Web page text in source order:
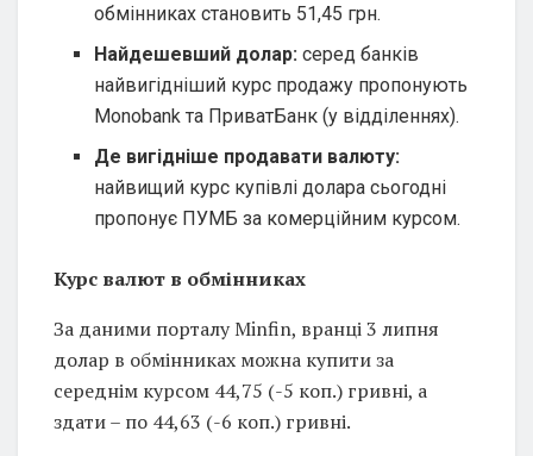
обмінниках становить 51,45 грн.
Найдешевший долар: серед банків
найвигідніший курс продажу пропонують
Monobank та ПриватБанк (у відділеннях).
Де вигідніше продавати валюту:
найвищий курс купівлі долара сьогодні
пропонує ПУМБ за комерційним курсом.
Курс валют в обмінниках
За даними порталу Minfin, вранці 3 липня
долар в обмінниках можна купити за
середнім курсом 44,75 (-5 коп.) гривні, а
здати – по 44,63 (-6 коп.) гривні.